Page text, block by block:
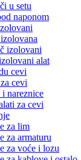
u setu
naponom
izolovani
alat
cevi
cevi
i nareznice
za cevi
za lim
za armaturu
za voće i lozu